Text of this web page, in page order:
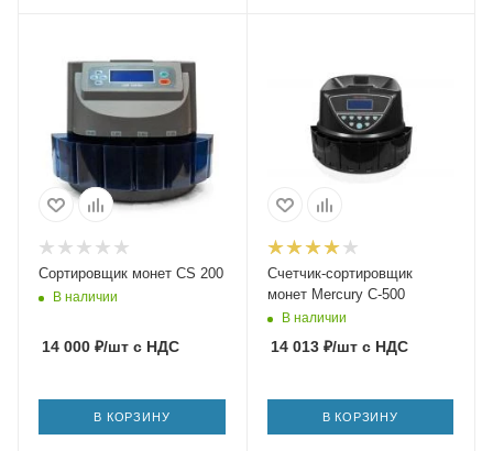
Сортировщик монет CS 200
В наличии
14 000 ₽/шт с НДС
В КОРЗИНУ
Счетчик-сортировщик
монет Mercury C-500
В наличии
14 013₽/штс НДС
В КОРЗИНУ